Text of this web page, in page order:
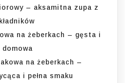
– aksamitna zupa z
na żeberkach – gęsta i
domowa
na żeberkach –
i pełna smaku